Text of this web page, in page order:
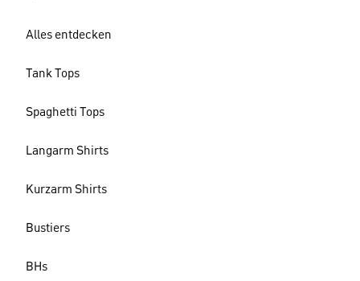
Alles entdecken
Tank Tops
Spaghetti Tops
Langarm Shirts
Kurzarm Shirts
Bustiers
BHs